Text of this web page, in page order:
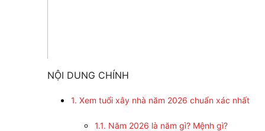
NỘI DUNG CHÍNH
1. Xem tuổi xây nhà năm 2026 chuẩn xác nhất
1.1. Năm 2026 là năm gì? Mệnh gì?